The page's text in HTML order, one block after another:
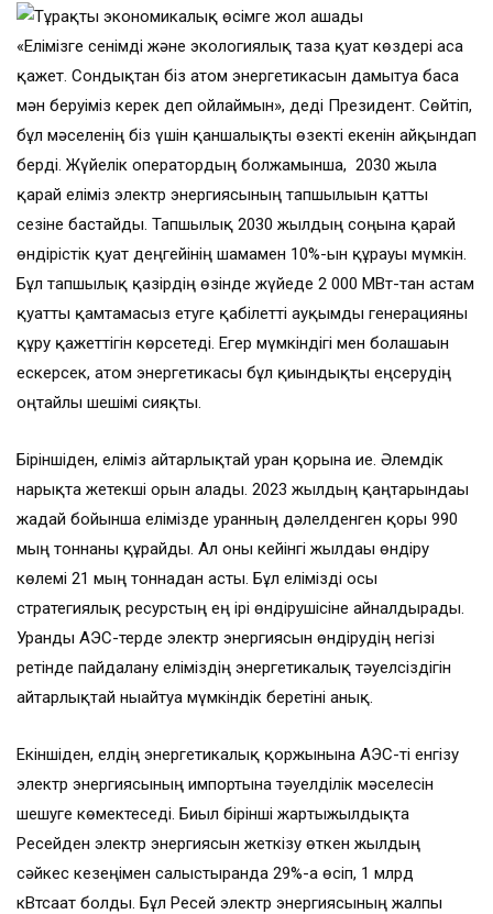
«Елімізге сенімді және эколо­гия­лық таза қуат көздері аса
қажет. Сондықтан біз атом энергети­ка­сын дамытуға баса
мән беруіміз керек деп ойлаймын», деді Пре­зи­дент. Сөйтіп,
бұл мәселенің біз үшін қаншалықты өзекті екенін айқындап
берді. Жүйелік оператордың болжамынша, 2030 жылға
қарай еліміз электр энергиясының тапшылығын қатты
сезіне бастайды. Тапшылық 2030 жылдың соңына қарай
өндірістік қуат деңгейінің шамамен 10%-ын құрауы мүмкін.
Бұл тапшылық қазірдің өзінде жүйеде 2 000 МВт-тан астам
қуатты қамтамасыз етуге қабілетті ауқымды генерация­ны
құру қажеттігін көрсетеді. Егер мүмкіндігі мен болашағын
ескерсек, атом энергетикасы бұл қиын­дық­ты еңсерудің
оңтайлы шешімі сияқты.
Біріншіден, еліміз айтарлықтай уран қорына ие. Әлемдік
нарықта жетекші орын алады. 2023 жылдың қаңтарындағы
жағдай бойынша елімізде уранның дәлелденген қоры 990
мың тоннаны құрайды. Ал оны кейінгі жылдағы өндіру
көлемі 21 мың тоннадан асты. Бұл елімізді осы
стратегиялық ресурстың ең ірі өндірушісіне айналдырады.
Уранды АЭС-терде электр энергиясын өндірудің негізі
ретінде пайдалану еліміздің энергетикалық тәуелсіздігін
айтар­лық­тай нығайтуға мүмкіндік бере­тіні анық.
Екіншіден, елдің энергети­ка­лық қоржынына АЭС-ті енгізу
электр энергиясының импортына тәуелділік мәселесін
шешуге көмектеседі. Биыл бірінші жар­ты­жылдықта
Ресейден электр энергия­сын жеткізу өткен жыл­дың
сәйкес кезеңімен салыс­тыр­ғанда 29%-ға өсіп, 1 млрд
кВтсағат болды. Бұл Ресей электр энергиясының жалпы